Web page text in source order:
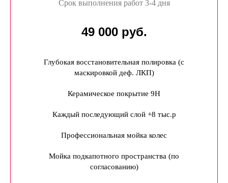
Срок выполнения работ 3-4 дня
49 000 руб.
Глубокая восстановительная полировка (с
маскировкой деф. ЛКП)
Керамическое покрытие 9Н
Каждый последующий слой +8 тыс.р
Профессиональная мойка колес
Мойка подкапотного пространства (по
согласованию)